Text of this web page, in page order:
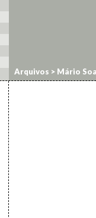
Arquivos > Mário